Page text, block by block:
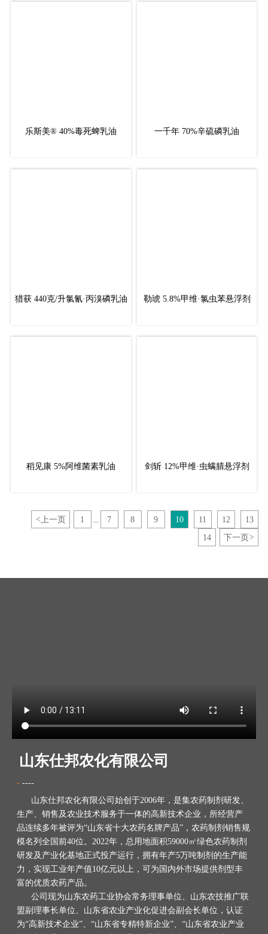
乐斯美® 40%毒死蜱乳油 一千年 70%辛硫磷乳油
猎获 440克/升氯氰·丙溴磷乳油 勒琥 5.8%甲维·氯虫苯悬浮剂
稻见康 5%阿维菌素乳油 剑斩 12%甲维·虫螨腈悬浮剂
< 上一页 1 7 8 9 10 11 12
13
14
下一页 >
山东仕邦农化有限公司
- ----
山东仕邦农化有限公司始创于2006年，是集农药制剂研发、
生产、销售及农业技术服务于一体的高新技术企业，所经营产
品连续多年被评为“山东省十大农药名牌产品”，农药制剂销售规
模名列全国前40位。2022年，总用地面积59000㎡绿色农药制剂
研发及产业化基地正式投产运行，拥有年产5万吨制剂的生产能
力，实现工业年产值10亿元以上，可为国内外市场提供剂型丰
富的优质农药产品。
公司现为山东农药工业协会常务理事单位、山东农技推广联
盟副理事长单位、山东省农业产业化促进会副会长单位，认证
为“高新技术企业”、“山东省专精特新企业”、“山东省农业产业